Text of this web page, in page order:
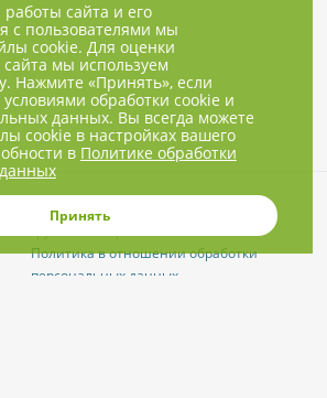
© 2001-2026, NBPrice.ru — проект
Политика в отношении обработки
персональных данных
сайта и его
с пользователями мы
cookie. Для оценки
мы используем
Нажмите «Принять», если
условиями обработки cookie и
данных. Вы всегда можете
cookie в настройках вашего
в Политике обработки
Принять